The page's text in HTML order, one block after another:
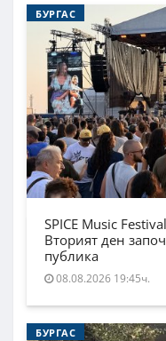
БУРГАС
SPICE Music
Вторият ден
публика
08.08.2026 19:45ч.
БУРГАС